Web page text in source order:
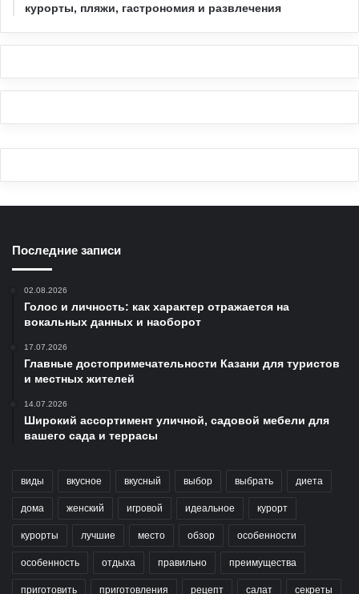
курорты, пляжи, гастрономия и развлечения
Последние записи
02.08.2026
Голос и личность: как характер отражается на
вокальных данных и наоборот
17.07.2026
Главные достопримечательности Казани для туристов
и местных жителей
14.07.2026
Широкий ассортимент уличной, садовой мебели для
вашего сада и террасы
виды вкусное вкусный выбор выбрать диета
дома женский игровой идеальное курорт
курорты лучшие место обзор особенности
особенность отдыха правильно преимущества
приготовить приготовления рецепт салат секреты